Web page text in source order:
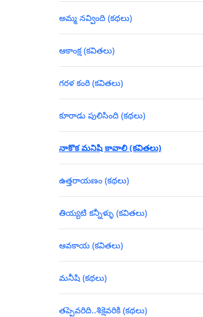
అమ్మ నవ్వింది (కథలు)
ఆకాంక్ష (కవితలు)
గరళ కంఠి (కవితలు)
కూరాడు పులిసింది (కథలు)
నాకొక మనిషి కావాలి (కవితలు)
ఉత్తరాయణం (కథలు)
తియ్యటి కన్నీళ్ళు (కవితలు)
ఆవకాయ (కవితలు)
మనీషి (కథలు)
తప్పెవరిది..శిక్షెవరికి (కథలు)